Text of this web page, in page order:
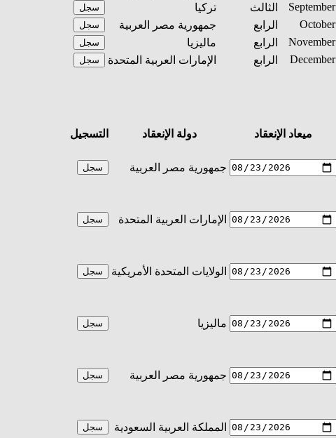
September الثالث تركيا سجل
October الرابع جمهورية مصر العربية سجل
November الرابع ماليزيا سجل
December الرابع الإمارات العربية المتحدة سجل
ميعاد الإنعقاد دولة الإنعقاد التسجيل
جمهورية مصر العربية سجل
الإمارات العربية المتحدة سجل
الولايات المتحدة الأمريكية سجل
ماليزيا سجل
جمهورية مصر العربية سجل
المملكة العربية السعودية سجل